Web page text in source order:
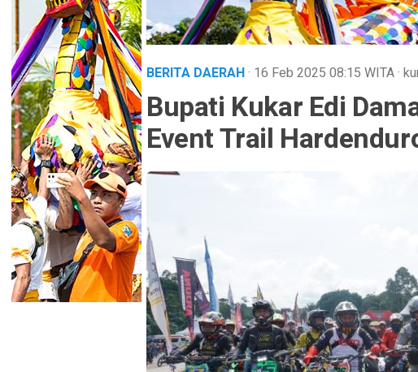
BERITA DAERAH· 16 Feb 2025 08:15 WITA·
Bupati Kukar Edi
Event Trail